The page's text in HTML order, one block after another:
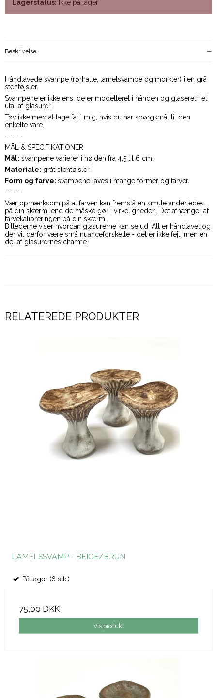
Lagerstatus: Ikke på lager
Beskrivelse
Håndlavede svampe (rørhatte, lamelsvampe og morkler) i en grå
stentøjsler.
Svampene er ikke ens, de er modelleret i hånden og glaseret i et
utal af glasurer.
Tøv ikke med at tage fat i mig, hvis du har spørgsmål til den
enkelte vare.
------
MÅL & SPECIFIKATIONER
Mål: svampene varierer i højden fra 4,5 til 6 cm.
Materiale: gråt stentøjsler.
Form og farve: svampene laves i mange former og farver.
------
Vær opmærksom på at farven kan fremstå en smule anderledes
på din skærm, end de måske gør i virkeligheden. Det afhænger af
farvekalibreringen på din skærm.
Billederne viser hvordan glasurerne kan se ud. Alt er håndlavet og
der vil derfor være små nuanceforskelle - det er ikke fejl, men en
del af glasurernes charme.
RELATEREDE PRODUKTER
LAMELSSVAMP - BEIGE/BRUN
På lager (6 stk.)
75,00 DKK
Vis produkt